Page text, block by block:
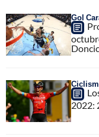
Gol
Doncic
2022: